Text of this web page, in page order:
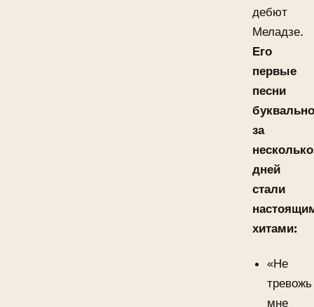
дебют
Меладзе.
Его
первые
песни
буквально
за
несколько
дней
стали
хитами:
«Не
тревожь
мне